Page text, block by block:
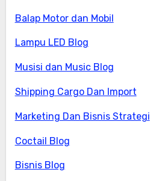
Balap Motor dan Mobil
Lampu LED Blog
Musisi dan Music Blog
Shipping Cargo Dan Import
Marketing Dan Bisnis Strategi
Coctail Blog
Bisnis Blog